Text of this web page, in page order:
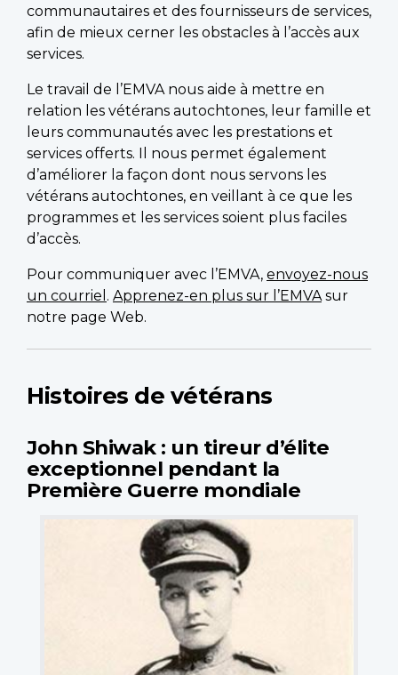
communautaires et des fournisseurs de services,
afin de mieux cerner les obstacles à l’accès aux
services.
Le travail de l’EMVA nous aide à mettre en
relation les vétérans autochtones, leur famille et
leurs communautés avec les prestations et
services offerts. Il nous permet également
d’améliorer la façon dont nous servons les
vétérans autochtones, en veillant à ce que les
programmes et les services soient plus faciles
d’accès.
Pour communiquer avec l’EMVA, envoyez-nous
un courriel . Apprenez-en plus sur l’EMVAsur
notre page Web.
Histoires de vétérans
John Shiwak : un tireur d’élite
exceptionnel pendant la
Première Guerre mondiale